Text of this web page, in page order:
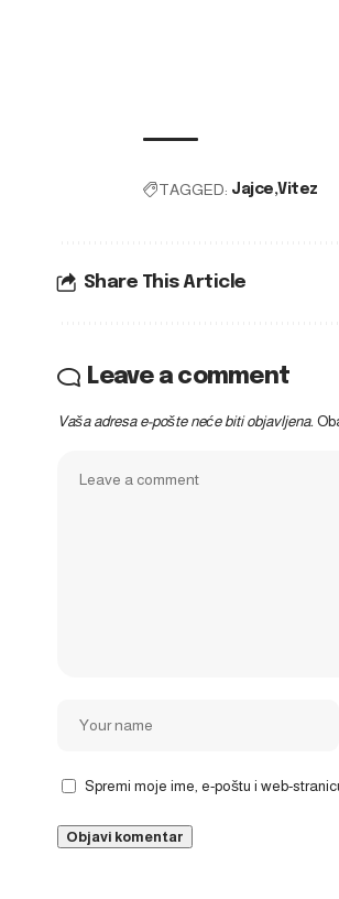
TAGGED: Jajce Vitez
Share This Article
Leave a comment
Vaša adresa e-pošte neće biti objavljena.
Spremi moje ime, e-poštu i web-